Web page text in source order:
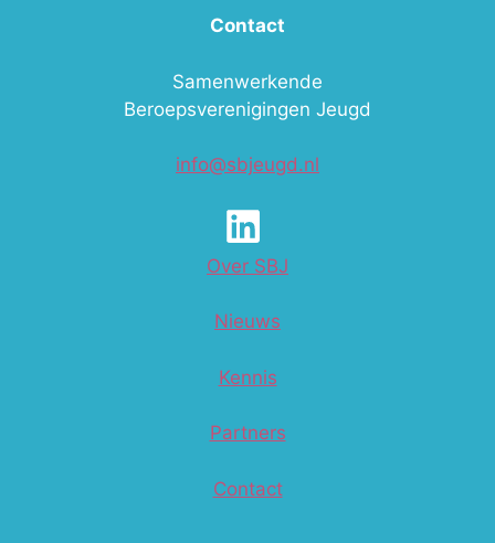
Contact
Samenwerkende
Beroepsverenigingen Jeugd
info@sbjeugd.nl
Over SBJ
Nieuws
Kennis
Partners
Contact